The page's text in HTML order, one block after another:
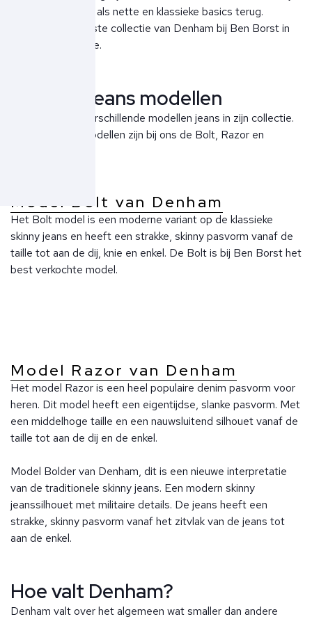
zowel streetwear als nette en klassieke basics terug.
Ontdek de nieuwste collectie van Denham bij Ben Borst in
Noordwijk aan Zee.
Denham jeans modellen
Denham heeft verschillende modellen jeans in zijn collectie.
De bekendste modellen zijn bij ons de Bolt, Razor en
Model Bolt van Denham
Het Bolt model is een moderne variant op de klassieke
skinny jeans en heeft een strakke, skinny pasvorm vanaf de
taille tot aan de dij, knie en enkel. De Bolt is bij Ben Borst het
best verkochte model.
Model Razor van Denham
Het model Razor is een heel populaire denim pasvorm voor
heren. Dit model heeft een eigentijdse, slanke pasvorm. Met
een middelhoge taille en een nauwsluitend silhouet vanaf de
taille tot aan de dij en de enkel.
Model Bolder van Denham, dit is een nieuwe interpretatie
van de traditionele skinny jeans. Een modern skinny
jeanssilhouet met militaire details. De jeans heeft een
strakke, skinny pasvorm vanaf het zitvlak van de jeans tot
aan de enkel.
Hoe valt Denham?
Denham valt over het algemeen wat smaller dan andere